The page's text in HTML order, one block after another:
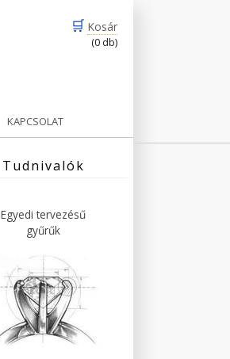
🛒 Kosár
(0 db)
KAPCSOLAT
Tudnivalók
Egyedi tervezésű
gyűrűk